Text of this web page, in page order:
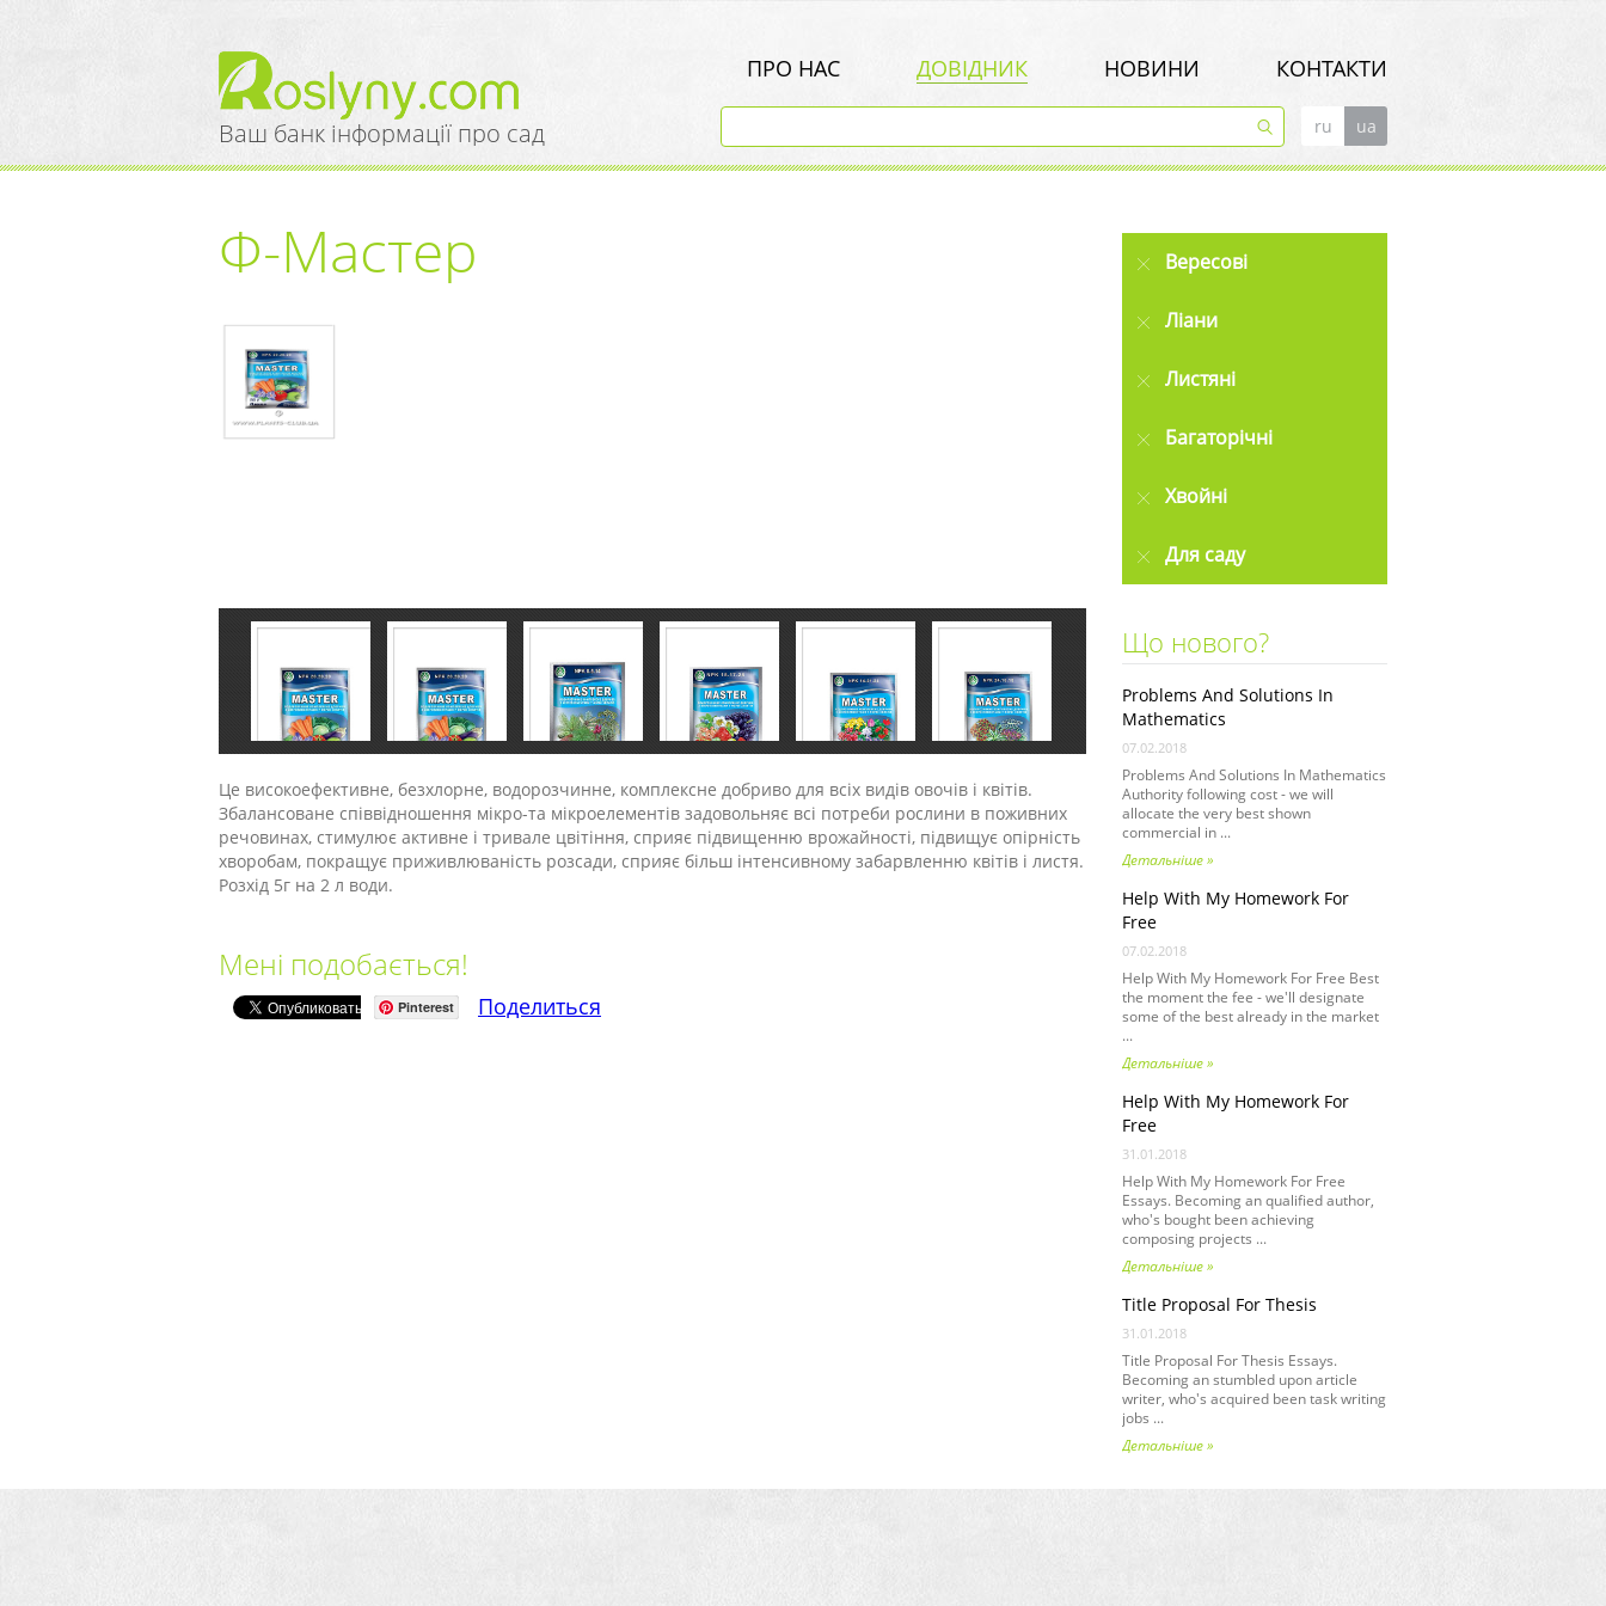
Ваш банк інформації про сад
ПРО НАС ДОВІДНИК НОВИНИ КОНТАКТИ
ru ua
Ф-Мастер
Це високоефективне, безхлорне, водорозчинне, комплексне добриво для всіх видів овочів і квітів.
Збалансоване співвідношення мікро-та мікроелементів задовольняє всі потреби рослини в поживних
речовинах, стимулює активне і тривале цвітіння, сприяє підвищенню врожайності, підвищує опірність
хворобам, покращує приживлюваність розсади, сприяє більш інтенсивному забарвленню квітів і листя.
Розхід 5г на 2 л води.
Мені подобається!
Pinterest Поделиться
Вересові
Ліани
Листяні
Багаторічні
Хвойні
Для саду
Що нового?
Problems And Solutions In
Mathematics
07.02.2018
Problems And Solutions In Mathematics
Authority following cost - we will
allocate the very best shown
commercial in ...
Детальніше »
Help With My Homework For
Free
07.02.2018
Help With My Homework For Free Best
the moment the fee - we'll designate
some of the best already in the market
...
Детальніше »
Help With My Homework For
Free
31.01.2018
Help With My Homework For Free
Essays. Becoming an qualified author,
who's bought been achieving
composing projects ...
Детальніше »
Title Proposal For Thesis
31.01.2018
Title Proposal For Thesis Essays.
Becoming an stumbled upon article
writer, who's acquired been task writing
jobs ...
Детальніше »